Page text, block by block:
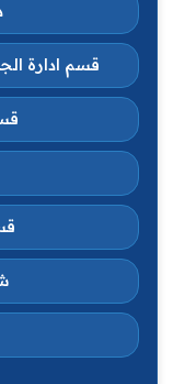
قسم ادارة